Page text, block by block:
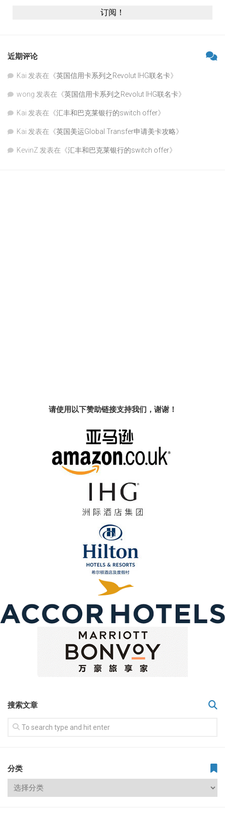
近期评论
Kai 发表在《英国信用卡系列之Revolut IHG联名卡》
wong 发表在《英国信用卡系列之Revolut IHG联名卡》
Kai 发表在《汇丰和巴克莱银行的switch offer》
Kai 发表在《英国美运Global Transfer申请美卡攻略》
KevinZ 发表在《汇丰和巴克莱银行的switch offer》
请使用以下赞助链接支持我们，谢谢！
搜索文章
分类